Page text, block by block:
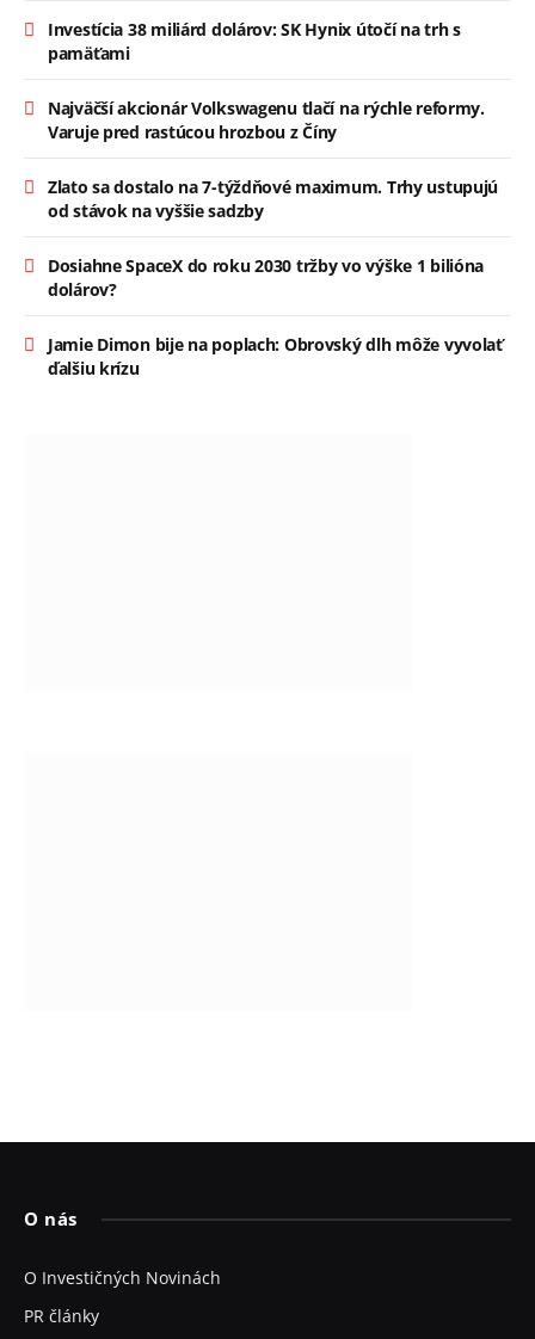
Investícia 38 miliárd dolárov: SK Hynix útočí na trh s
pamäťami
Najväčší akcionár Volkswagenu tlačí na rýchle reformy.
Varuje pred rastúcou hrozbou z Číny
Zlato sa dostalo na 7-týždňové maximum. Trhy ustupujú
od stávok na vyššie sadzby
Dosiahne SpaceX do roku 2030 tržby vo výške 1 bilióna
dolárov?
Jamie Dimon bije na poplach: Obrovský dlh môže vyvolať
ďalšiu krízu
O nás
O Investičných Novinách
PR články